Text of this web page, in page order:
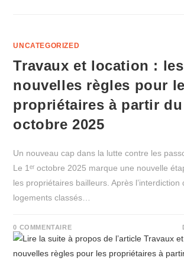
UNCATEGORIZED
Travaux et location : les
nouvelles règles pour
propriétaires à partir du
octobre 2025
Un nouveau cap dans la lutte contre les
Le 1ᵉʳ octobre 2025 marque une nouvelle
les propriétaires bailleurs. Après l’interdiction
logements classés…
0 COMMENTAIRE